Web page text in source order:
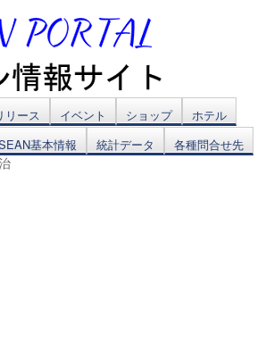
リース イベント ショップ
ホテル
基本情報 統計データ 各種問合せ先